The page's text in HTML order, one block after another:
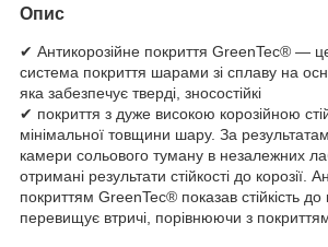
Опис
✔ Антикорозійне покриття GreenTec® —
система покриття шарами зі сплаву на
яка забезпечує тверді, зносостійкі
✔ покриття з дуже високою корозійною
мінімальної товщини шару. За
камери сольового туману в незалежних
отримані результати стійкості до корозії.
покриттям GreenTec® показав стійкість до
перевищує втричі, порівнюючи з